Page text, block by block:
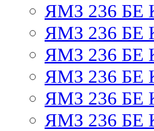
ЯМЗ 236 БЕ
ЯМЗ 236 БЕ
ЯМЗ 236 БЕ
ЯМЗ 236 БЕ
ЯМЗ 236 БЕ
ЯМЗ 236 БЕ